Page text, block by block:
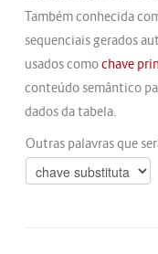
Também conhecida
sequenciais gerados
usados comochave
conteúdo semântico
dados da tabela.
Outras palavras que